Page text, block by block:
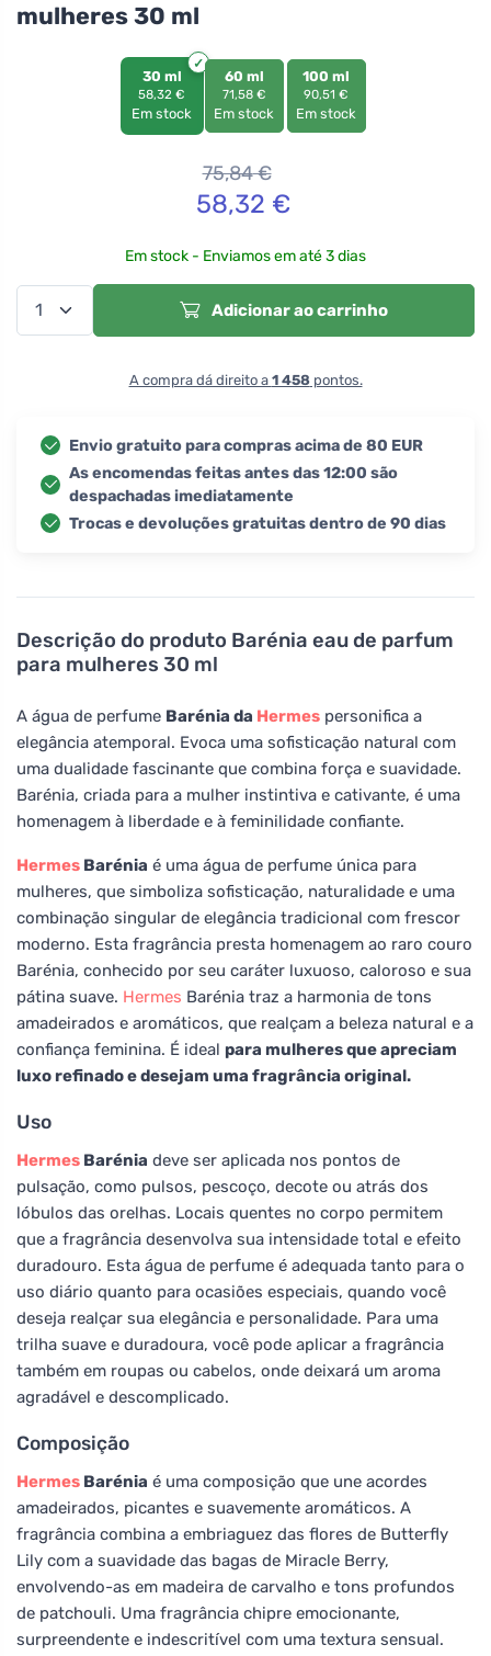
Descrição do produto Barénia eau de parfum
para mulheres 30 ml
A água de perfume Barénia da Hermes personifica a
elegância atemporal. Evoca uma sofisticação natural com
uma dualidade fascinante que combina força e suavidade.
Barénia, criada para a mulher instintiva e cativante, é uma
homenagem à liberdade e à feminilidade confiante.
Hermes Barénia é uma água de perfume única para
mulheres, que simboliza sofisticação, naturalidade e uma
combinação singular de elegância tradicional com frescor
moderno. Esta fragrância presta homenagem ao raro couro
Barénia, conhecido por seu caráter luxuoso, caloroso e sua
pátina suave. Hermes Barénia traz a harmonia de tons
amadeirados e aromáticos, que realçam a beleza natural e a
confiança feminina. É ideal para mulheres que apreciam
luxo refinado e desejam uma fragrância original.
Uso
Hermes Barénia deve ser aplicada nos pontos de
pulsação, como pulsos, pescoço, decote ou atrás dos
lóbulos das orelhas. Locais quentes no corpo permitem
que a fragrância desenvolva sua intensidade total e efeito
duradouro. Esta água de perfume é adequada tanto para o
uso diário quanto para ocasiões especiais, quando você
deseja realçar sua elegância e personalidade. Para uma
trilha suave e duradoura, você pode aplicar a fragrância
também em roupas ou cabelos, onde deixará um aroma
agradável e descomplicado.
Composição
Hermes Barénia é uma composição que une acordes
amadeirados, picantes e suavemente aromáticos. A
fragrância combina a embriaguez das flores de Butterfly
Lily com a suavidade das bagas de Miracle Berry,
envolvendo-as em madeira de carvalho e tons profundos
de patchouli. Uma fragrância chipre emocionante,
surpreendente e indescritível com uma textura sensual.
mulheres 30 ml
30 ml
58,32 €
Em stock
60 ml
71,58 €
Em stock
100 ml
90,51 €
Em stock
75,84€
58,32 €
Em stock - Enviamos em até 3 dias
Adicionar ao carrinho
A compra dá direito a 1 458pontos.
Envio gratuito para compras acima de 80 EUR
As encomendas feitas antes das 12:00 são
despachadas imediatamente
Trocas e devoluções gratuitas dentro de 90 dias